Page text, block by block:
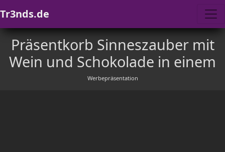
Tr3nds.de
Präsentkorb Sinneszauber mit
Wein und Schokolade in einem
Werbepräsentation